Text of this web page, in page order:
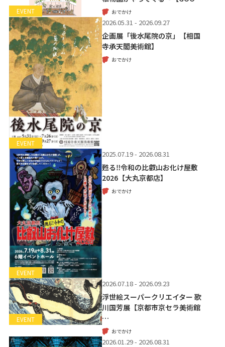
EVENT おでかけ
EVENT
2026.05.31 - 2026.09.27
企画展「後水尾院の京」【相国
寺承天閣美術館】
おでかけ
EVENT
2025.07.19 - 2026.08.31
甦る‼令和の比叡山お化け屋敷
2026【大丸京都店】
おでかけ
EVENT
2026.07.18 - 2026.09.23
浮世絵スーパークリエイター 歌
川国芳展【京都市京セラ美術館
…
おでかけ
2026.01.29 - 2026.08.31